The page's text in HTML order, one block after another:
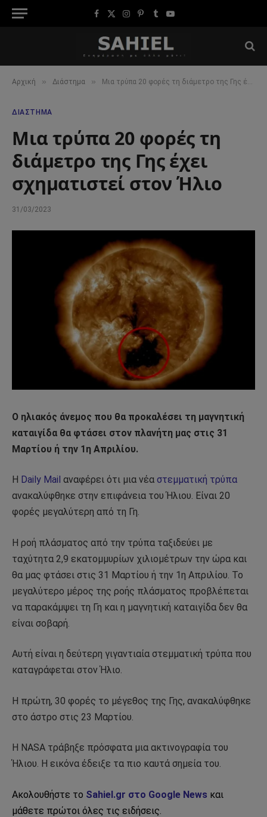
Facebook
X
Instagram
Pinterest
TumblrYouTube
Αρχική » Διάστημα » Μια τρύπα 20 φορές τη διάμετρο της Γης έχει σχηματιστεί στον Ήλιο
ΔΙΆΣΤΗΜΑ
Μια τρύπα 20 φορές τη
διάμετρο της Γης έχει
σχηματιστεί στον Ήλιο
31/03/2023
Ο ηλιακός άνεμος που θα προκαλέσει τη μαγνητική
καταιγίδα θα φτάσει στον πλανήτη μας στις 31
Μαρτίου ή την 1η Απριλίου.
Η Daily Mail αναφέρει ότι μια νέα στεμματική τρύπα
ανακαλύφθηκε στην επιφάνεια του Ήλιου. Είναι 20
φορές μεγαλύτερη από τη Γη.
Η ροή πλάσματος από την τρύπα ταξιδεύει με
ταχύτητα 2,9 εκατομμυρίων χιλιομέτρων την ώρα και
θα μας φτάσει στις 31 Μαρτίου ή την 1η Απριλίου. Το
μεγαλύτερο μέρος της ροής πλάσματος προβλέπεται
να παρακάμψει τη Γη και η μαγνητική καταιγίδα δεν θα
είναι σοβαρή.
Αυτή είναι η δεύτερη γιγαντιαία στεμματική τρύπα που
καταγράφεται στον Ήλιο.
Η πρώτη, 30 φορές το μέγεθος της Γης, ανακαλύφθηκε
στο άστρο στις 23 Μαρτίου.
Η NASA τράβηξε πρόσφατα μια ακτινογραφία του
Ήλιου. Η εικόνα έδειξε τα πιο καυτά σημεία του.
Ακολουθήστε το Sahiel.gr στο Google News και
μάθετε πρώτοι όλες τις ειδήσεις.